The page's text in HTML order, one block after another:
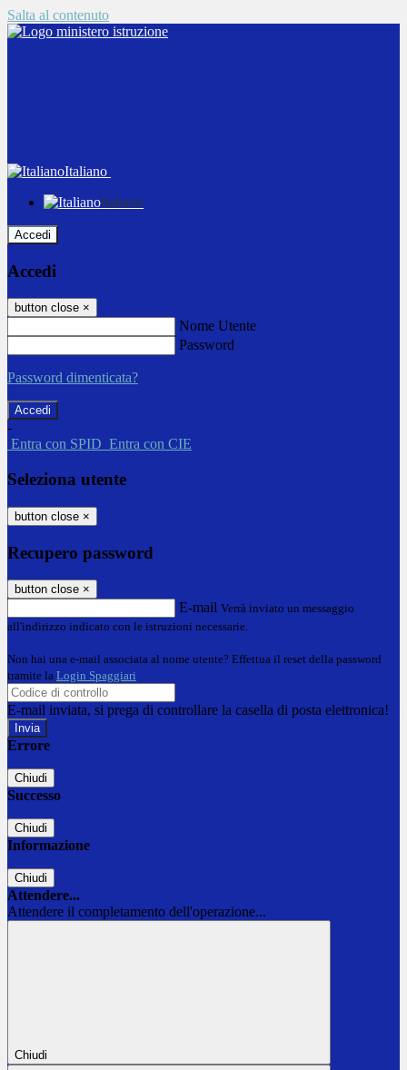
Salta al contenuto
Italiano
Italiano
Accedi
Accedi
button close ×
Nome Utente
Password
Password dimenticata?
-
Entra con SPID Entra con CIE
Seleziona utente
button close ×
Recupero password
button close ×
E-mail Verrà inviato un messaggio
all'indirizzo indicato con le istruzioni necessarie.
Non hai una e-mail associata al nome utente? Effettua il reset della password
tramite la Login Spaggiari
E-mail inviata, si prega di controllare la casella di posta elettronica!
Errore
Chiudi
Successo
Chiudi
Informazione
Chiudi
Attendere...
Attendere il completamento dell'operazione...
Chiudi